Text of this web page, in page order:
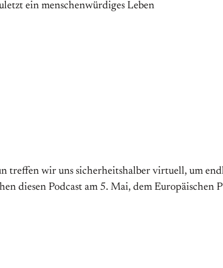
ein menschenwürdiges Leben
treffen wir uns sicherheitshalber virtuell, um
diesen Podcast am 5. Mai, dem Europäischen